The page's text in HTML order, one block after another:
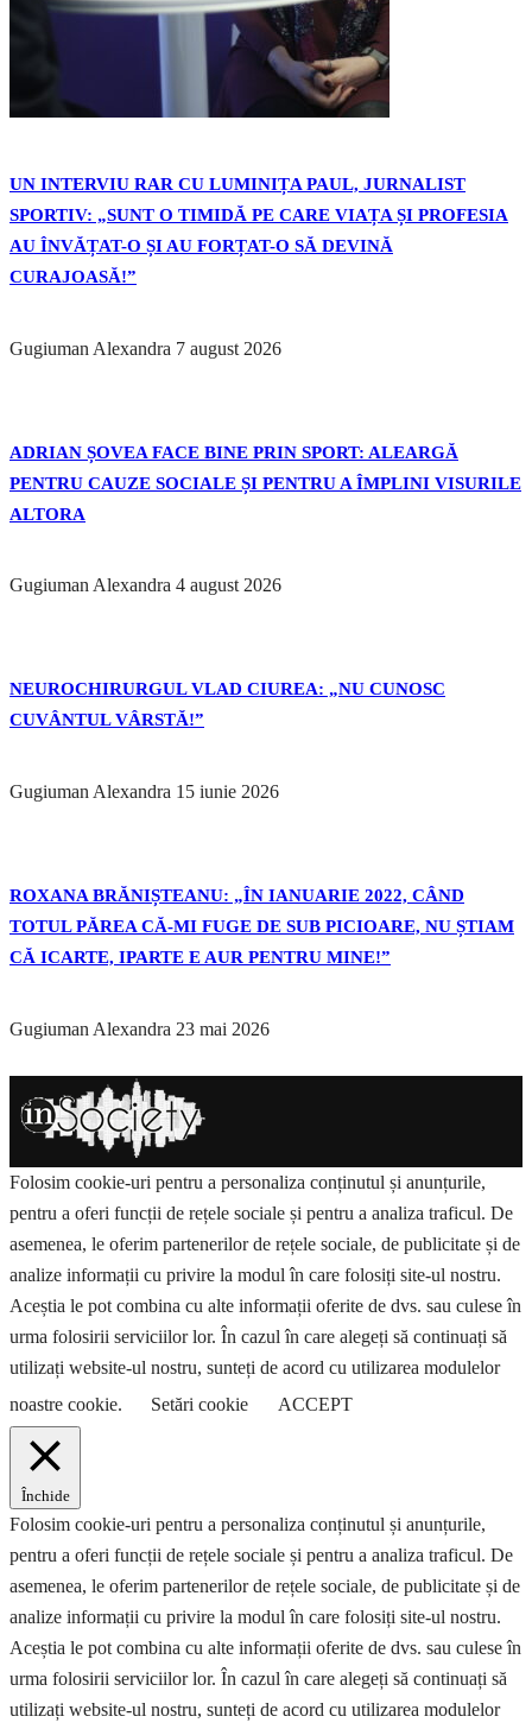
UN INTERVIU RAR CU LUMINIȚA PAUL, JURNALIST
SPORTIV: „SUNT O TIMIDĂ PE CARE VIAȚA ȘI PROFESIA
AU ÎNVĂȚAT-O ȘI AU FORȚAT-O SĂ DEVINĂ
CURAJOASĂ!”
Gugiuman Alexandra 7 august 2026
ADRIAN ȘOVEA FACE BINE PRIN SPORT: ALEARGĂ
PENTRU CAUZE SOCIALE ȘI PENTRU A ÎMPLINI VISURILE
ALTORA
Gugiuman Alexandra 4 august 2026
NEUROCHIRURGUL VLAD CIUREA: „NU CUNOSC
CUVÂNTUL VÂRSTĂ!”
Gugiuman Alexandra 15 iunie 2026
ROXANA BRĂNIȘTEANU: „ÎN IANUARIE 2022, CÂND
TOTUL PĂREA CĂ-MI FUGE DE SUB PICIOARE, NU ȘTIAM
CĂ ICARTE, IPARTE E AUR PENTRU MINE!”
Gugiuman Alexandra 23 mai 2026
Folosim cookie-uri pentru a personaliza conținutul și anunțurile,
pentru a oferi funcții de rețele sociale și pentru a analiza traficul. De
asemenea, le oferim partenerilor de rețele sociale, de publicitate și de
analize informații cu privire la modul în care folosiți site-ul nostru.
Aceștia le pot combina cu alte informații oferite de dvs. sau culese în
urma folosirii serviciilor lor. În cazul în care alegeți să continuați să
utilizați website-ul nostru, sunteți de acord cu utilizarea modulelor
noastre cookie.
Setări cookie ACCEPT
Închide
Folosim cookie-uri pentru a personaliza conținutul și anunțurile,
pentru a oferi funcții de rețele sociale și pentru a analiza traficul. De
asemenea, le oferim partenerilor de rețele sociale, de publicitate și de
analize informații cu privire la modul în care folosiți site-ul nostru.
Aceștia le pot combina cu alte informații oferite de dvs. sau culese în
urma folosirii serviciilor lor. În cazul în care alegeți să continuați să
utilizați website-ul nostru, sunteți de acord cu utilizarea modulelor